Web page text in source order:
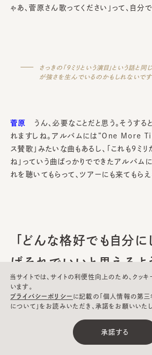
ゃあ、菅原さん歌ってください」って、自分で
さっきの「9ミリという演目」という話と同
が強さを生んでいるのかもしれないです
菅原
うん、必要なことだと思う。そうする
れますしね。アルバムには“One More
ス賛歌」みたいな曲もあるし、「これも9ミリ
ね」っていう曲ばっかりでできたアルバムに
れを聴いてもらって、ツアーにも来てもら
「どんな格好でも自分に
ばそれでいいと思えるよ
当サイトでは、サイトの利便性向上のため、クッ
います。
プライバシーポリシー に記載の「個人情報の第三
について」をお読みいただき、承諾をお願いいたし
承諾する